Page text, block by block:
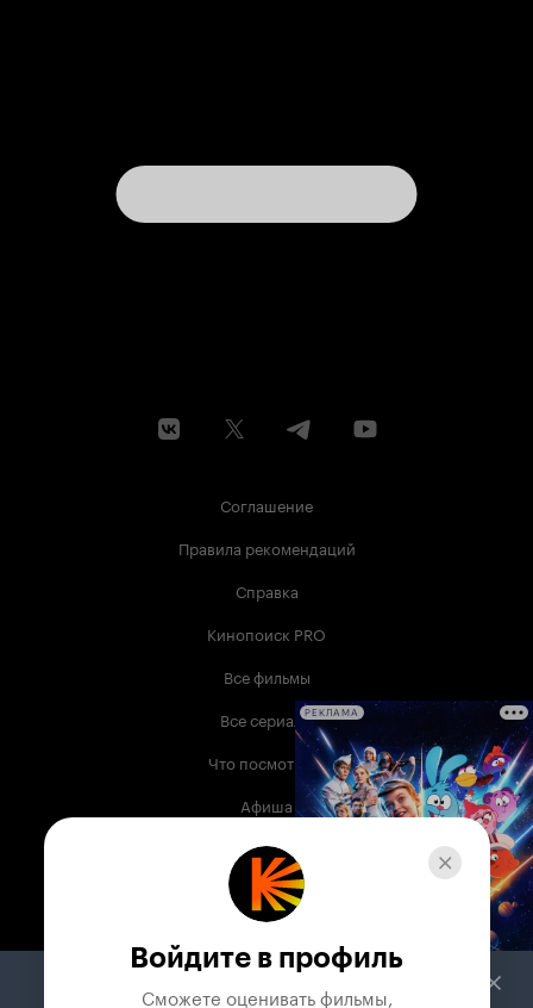
Соглашение
Правила рекомендаций
Справка
Кинопоиск PRO
Все фильмы
Все сериалы
Что посмотреть
Афиша
Музыка
Телепрограмма
Служба поддержки
РЕКЛАМА
Войдите в профиль
Сможете оценивать фильмы,